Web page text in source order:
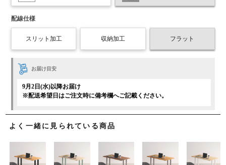
よく一緒に見られている商品
配線仕様
スリット加工 収納加工 フラット
お届け目安
9月2日(水)以降お届け
※配送希望日はご注文時に備考欄へご記載ください。